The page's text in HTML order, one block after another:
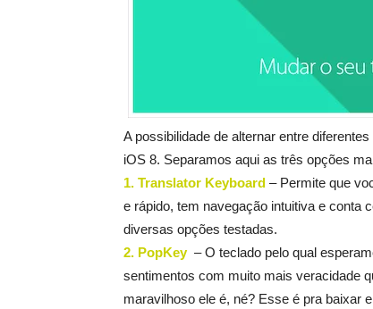
A possibilidade de alternar entre
iOS 8. Separamos aqui as três opções
1. Translator Keyboard – Permite que
e rápido, tem navegação intuitiva e conta
diversas opções testadas.
2. PopKey – O teclado pelo qual
sentimentos com muito mais veracidade
maravilhoso ele é, né? Esse é pra baixar